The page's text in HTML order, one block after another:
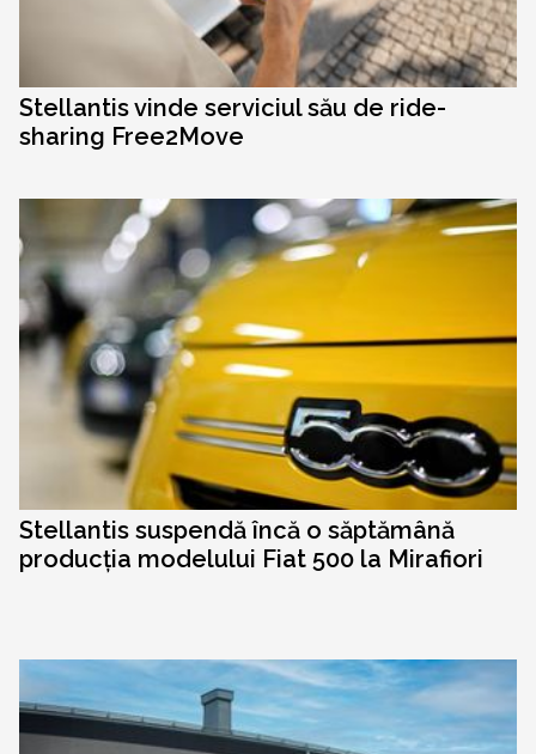
Stellantis vinde serviciul său de ride-
sharing Free2Move
Stellantis suspendă încă o săptămână
producția modelului Fiat 500 la Mirafiori